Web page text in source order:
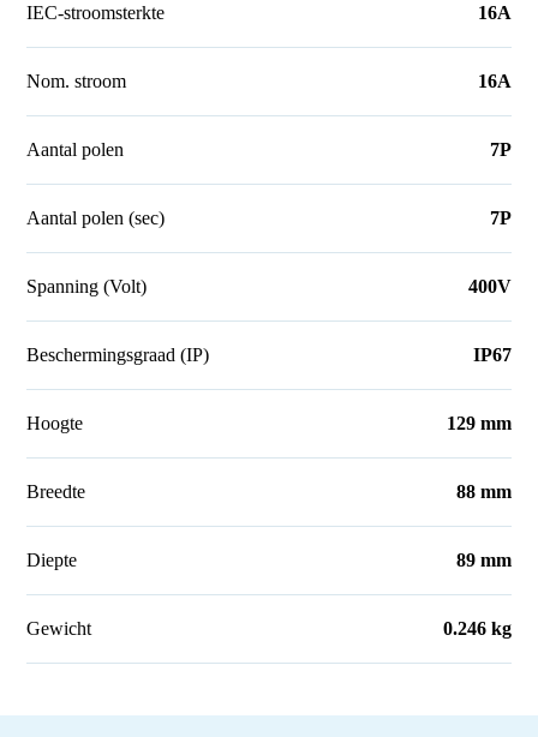
IEC-stroomsterkte 16A
Nom. stroom 16A
Aantal polen 7P
Aantal polen (sec) 7P
Spanning (Volt) 400V
Beschermingsgraad (IP) IP67
Hoogte 129 mm
Breedte 88 mm
Diepte 89 mm
Gewicht 0.246 kg